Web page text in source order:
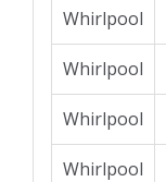
Whirlpool
Whirlpool
Whirlpool
Whirlpool